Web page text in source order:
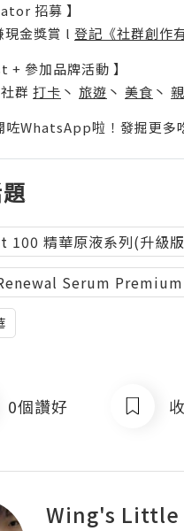
招募 】
金獎賞 l 登記《社群創作
+ 參加品牌活動 】
群 打卡 丶 旅遊 丶 美食 丶
WhatsApp啦！發掘更多
100 精華原液系列(升級
Serum Premium
0個讚好
Wing's Little